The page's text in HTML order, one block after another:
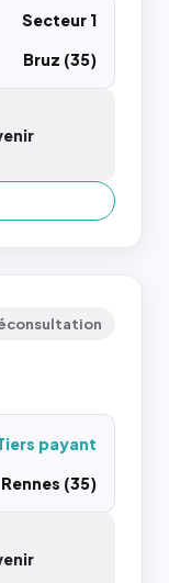
Secteur 1
Bruz (35)
payant
Rennes (35)